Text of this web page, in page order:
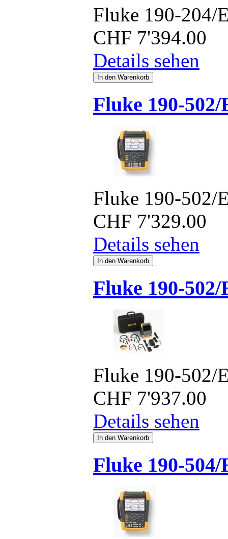
Fluke 190-204/
CHF 7'394.00
Details sehen
Fluke 190-502/
Fluke 190-502/
CHF 7'329.00
Details sehen
Fluke 190-502/
Fluke 190-502/
CHF 7'937.00
Details sehen
Fluke 190-504/